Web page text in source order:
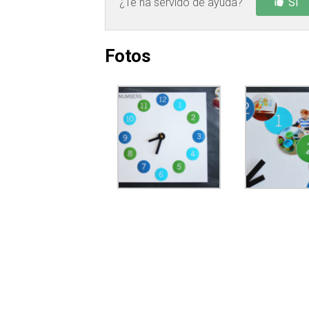
Fotos